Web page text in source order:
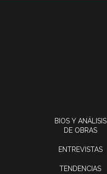
BIOS Y ANÁLISIS
DE OBRAS
ENTREVISTAS
TENDENCIAS